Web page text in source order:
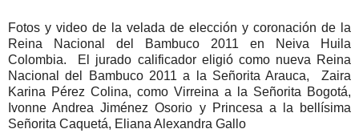
Fotos y video de la velada de elección y coronación de la
Reina Nacional del Bambuco 2011 en Neiva Huila
Colombia. El jurado calificador eligió como nueva Reina
Nacional del Bambuco 2011 a la Señorita Arauca, Zaira
Karina Pérez Colina, como Virreina a la Señorita Bogotá,
Ivonne Andrea Jiménez Osorio y Princesa a la bellísima
Señorita Caquetá, Eliana Alexandra Gallo